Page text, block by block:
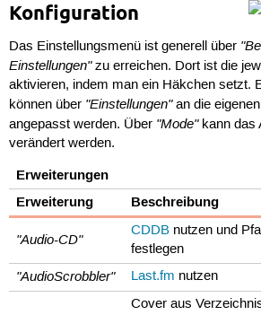
Konfiguration
Das Einstellungsmenü ist generell über
Einstellungen"zu erreichen. Dort ist die
aktivieren, indem man ein Häkchen setzt.
können über "Einstellungen"an die
angepasst werden. Über "Mode"kann das
verändert werden.
Erweiterungen
Erweiterung
Beschreibung
"Audio-CD" CDDB nutzen und
festlegen
"AudioScrobbler" Last.fm nutzen
Cover aus